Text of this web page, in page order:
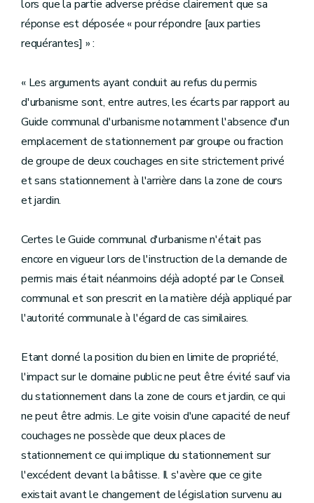
lors que la partie adverse précise clairement que sa
réponse est déposée « pour répondre [aux parties
requérantes] » :
« Les arguments ayant conduit au refus du permis
d'urbanisme sont, entre autres, les écarts par rapport au
Guide communal d'urbanisme notamment l'absence d'un
emplacement de stationnement par groupe ou fraction
de groupe de deux couchages en site strictement privé
et sans stationnement à l'arrière dans la zone de cours
et jardin.
Certes le Guide communal d'urbanisme n'était pas
encore en vigueur lors de l'instruction de la demande de
permis mais était néanmoins déjà adopté par le Conseil
communal et son prescrit en la matière déjà appliqué par
l'autorité communale à l'égard de cas similaires.
Etant donné la position du bien en limite de propriété,
l'impact sur le domaine public ne peut être évité sauf via
du stationnement dans la zone de cours et jardin, ce qui
ne peut être admis. Le gite voisin d'une capacité de neuf
couchages ne possède que deux places de
stationnement ce qui implique du stationnement sur
l'excédent devant la bâtisse. Il s'avère que ce gite
existait avant le changement de législation survenu au